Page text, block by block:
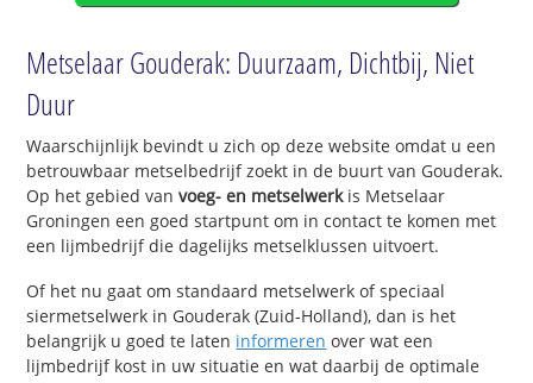
Metselaar Gouderak: Duurzaam, Dichtbij, Niet
Duur
Waarschijnlijk bevindt u zich op deze website omdat u een
betrouwbaar metselbedrijf zoekt in de buurt van Gouderak.
Op het gebied van voeg- en metselwerkis Metselaar
Groningen een goed startpunt om in contact te komen met
een lijmbedrijf die dagelijks metselklussen uitvoert.
Of het nu gaat om standaard metselwerk of speciaal
siermetselwerk in Gouderak (Zuid-Holland), dan is het
belangrijk u goed te laten informeren over wat een
lijmbedrijf kost in uw situatie en wat daarbij de optimale